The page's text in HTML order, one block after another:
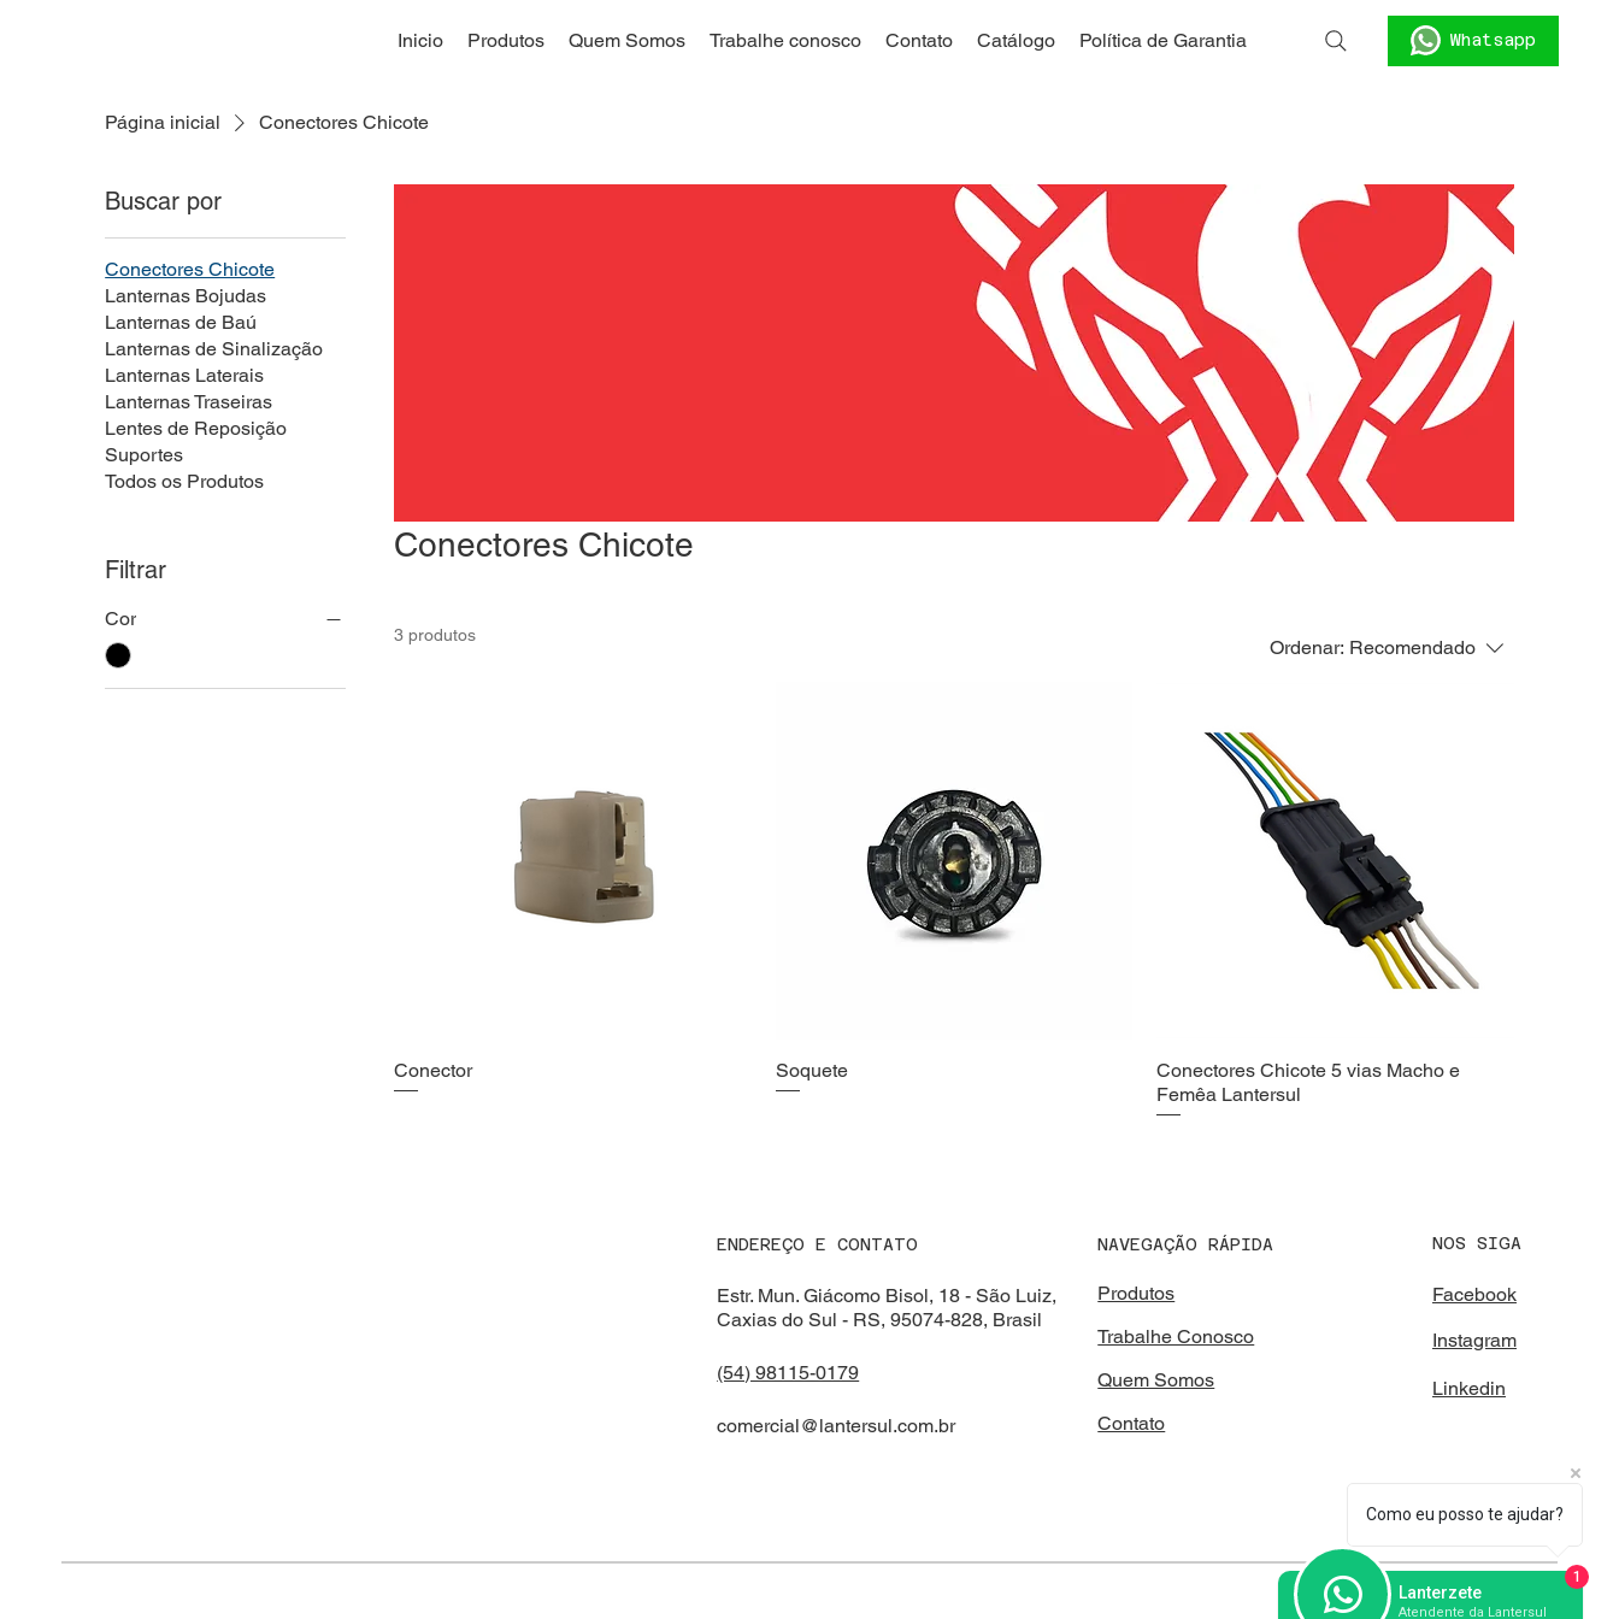
Inicio Produtos Quem Somos Trabalhe conosco Contato Catálogo Política de Garantia Whatsapp
Página inicial Conectores Chicote
Buscar por
Conectores Chicote
Lanternas Bojudas
Lanternas de Baú
Lanternas de Sinalização
Lanternas Laterais
Lanternas Traseiras
Lentes de Reposição
Suportes
Todos os Produtos
Filtrar
Cor
Conectores Chicote
3 produtos
Ordenar: Recomendado
Conector Soquete
Conectores Chicote 5 vias Macho e
Femêa Lantersul
ENDEREÇO E CONTATO
Estr. Mun. Giácomo Bisol, 18 - São Luiz,
Caxias do Sul - RS, 95074-828, Brasil
(54) 98115-0179
comercial@lantersul.com.br
NAVEGAÇÃO RÁPIDA
Produtos
Trabalhe Conosco
Quem Somos
Contato
NOS SIGA
Facebook
Instagram
Linkedin
Como eu posso te ajudar?
Lanterzete
Atendente da Lantersul
1